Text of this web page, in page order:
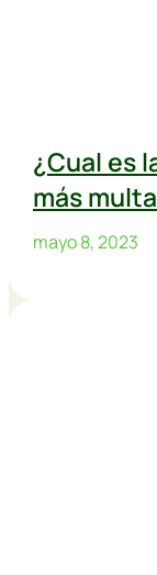
¿Cual es
más
mayo 8, 2023